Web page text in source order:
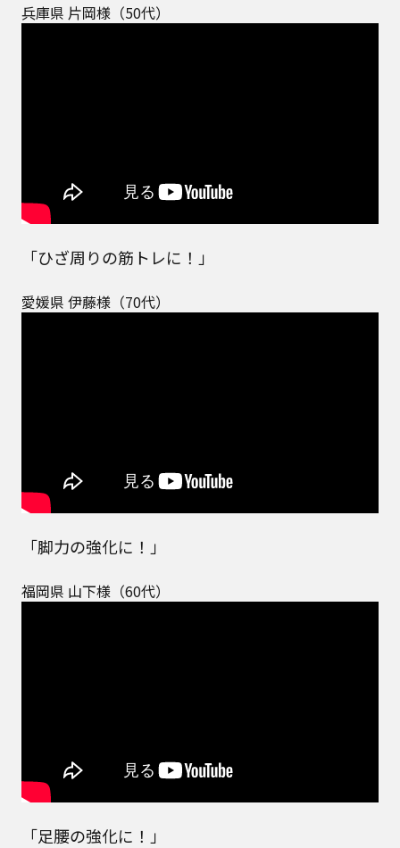
兵庫県 片岡様（50代）
「ひざ周りの筋トレに！」
愛媛県 伊藤様（70代）
「脚力の強化に！」
福岡県 山下様（60代）
「足腰の強化に！」